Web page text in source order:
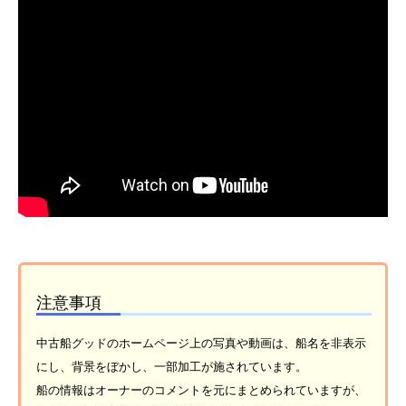
注意事項
中古船グッドのホームページ上の写真や動画は、船名を非表示
にし、背景をぼかし、一部加工が施されています。
船の情報はオーナーのコメントを元にまとめられていますが、